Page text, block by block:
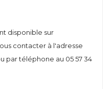
disponible sur
contacter à l'adresse
par téléphone au 05 57 34